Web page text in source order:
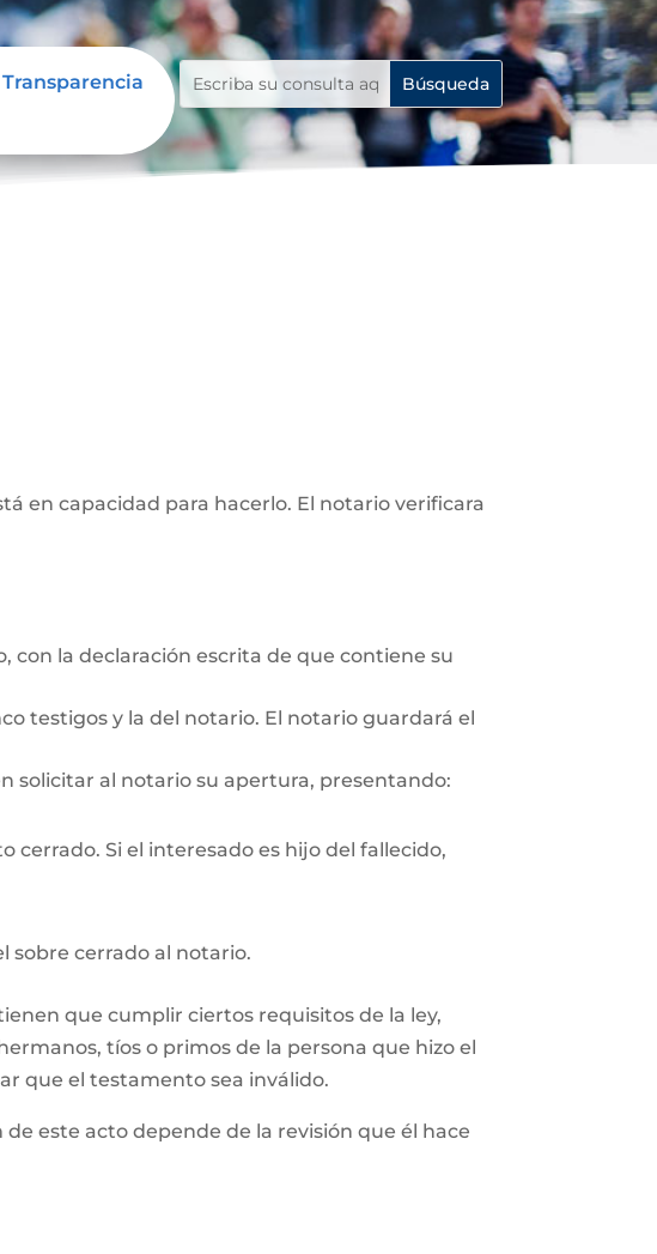
Transparencia
en capacidad para hacerlo. El notario verificara
la declaración escrita de que contiene su
testigos y la del notario. El notario guardará el
solicitar al notario su apertura, presentando:
cerrado. Si el interesado es hijo del fallecido,
sobre cerrado al notario.
que cumplir ciertos requisitos de la ley,
tíos o primos de la persona que hizo el
que el testamento sea inválido.
de este acto depende de la revisión que él hace